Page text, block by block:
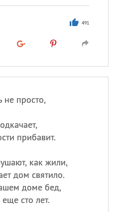
491
не просто,
прибавит.
как жили,
дом святило.
доме бед,
сто лет.